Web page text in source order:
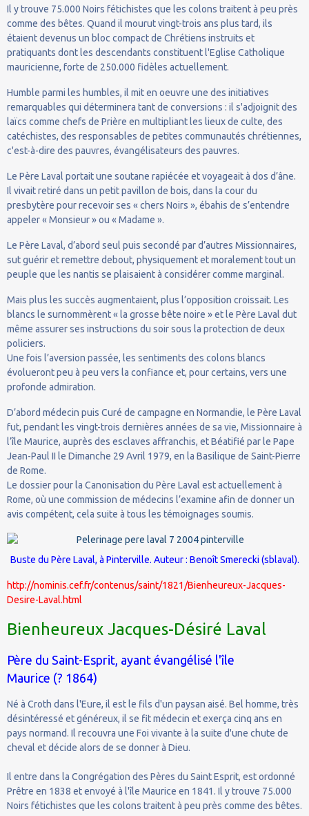
Il y trouve 75.000 Noirs fétichistes que les colons traitent à peu près
comme des bêtes. Quand il mourut vingt-trois ans plus tard, ils
étaient devenus un bloc compact de Chrétiens instruits et
pratiquants dont les descendants constituent l'Eglise Catholique
mauricienne, forte de 250.000 fidèles actuellement.
Humble parmi les humbles, il mit en oeuvre une des initiatives
remarquables qui déterminera tant de conversions : il s'adjoignit des
laïcs comme chefs de Prière en multipliant les lieux de culte, des
catéchistes, des responsables de petites communautés chrétiennes,
c'est-à-dire des pauvres, évangélisateurs des pauvres.
Le Père Laval portait une soutane rapiécée et voyageait à dos d’âne.
Il vivait retiré dans un petit pavillon de bois, dans la cour du
presbytère pour recevoir ses « chers Noirs », ébahis de s’entendre
appeler « Monsieur » ou « Madame ».
Le Père Laval, d’abord seul puis secondé par d’autres Missionnaires,
sut guérir et remettre debout, physiquement et moralement tout un
peuple que les nantis se plaisaient à considérer comme marginal.
Mais plus les succès augmentaient, plus l’opposition croissait. Les
blancs le surnommèrent « la grosse bête noire » et le Père Laval dut
même assurer ses instructions du soir sous la protection de deux
policiers.
Une fois l’aversion passée, les sentiments des colons blancs
évolueront peu à peu vers la confiance et, pour certains, vers une
profonde admiration.
D’abord médecin puis Curé de campagne en Normandie, le Père Laval
fut, pendant les vingt-trois dernières années de sa vie, Missionnaire à
l’île Maurice, auprès des esclaves affranchis, et Béatifié par le Pape
Jean-Paul II le Dimanche 29 Avril 1979, en la Basilique de Saint-Pierre
de Rome.
Le dossier pour la Canonisation du Père Laval est actuellement à
Rome, où une commission de médecins l’examine afin de donner un
avis compétent, cela suite à tous les témoignages soumis.
Buste du Père Laval, à Pinterville. Auteur : Benoît Smerecki (sblaval).
http://nominis.cef.fr/contenus/saint/1821/Bienheureux-Jacques-
Desire-Laval.html
Bienheureux Jacques-Désiré Laval
Père du Saint-Esprit, ayant évangélisé l'île
Maurice (? 1864)
Né à Croth dans l'Eure, il est le fils d'un paysan aisé. Bel homme, très
désintéressé et généreux, il se fit médecin et exerça cinq ans en
pays normand. Il recouvra une Foi vivante à la suite d'une chute de
cheval et décide alors de se donner à Dieu.
Il entre dans la Congrégation des Pères du Saint Esprit, est ordonné
Prêtre en 1838 et envoyé à l'île Maurice en 1841. Il y trouve 75.000
Noirs fétichistes que les colons traitent à peu près comme des bêtes.